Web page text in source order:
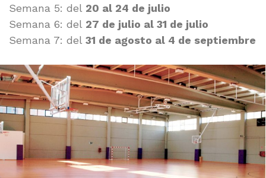
Semana 5: del 20 al 24 de julio
Semana 6: del 27 de julio al 31 de julio
Semana 7: del 31 de agosto al 4 de septiembre